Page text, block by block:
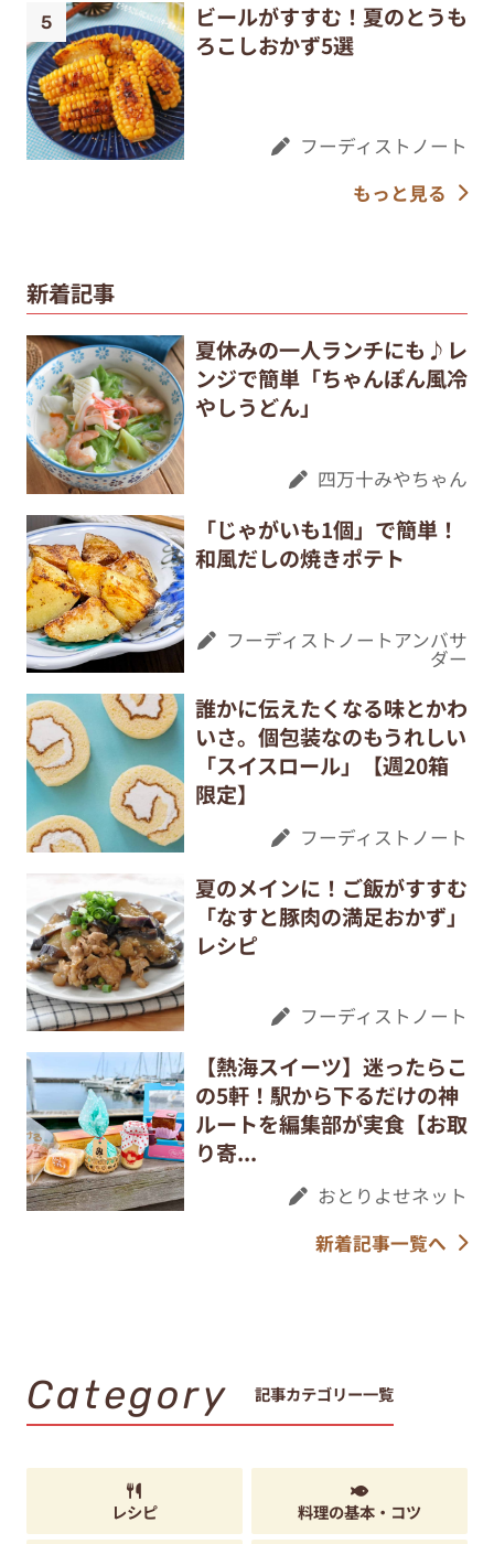
ビールがすすむ！夏のとうも
ろこしおかず5選
フーディストノート
もっと見る
新着記事
夏休みの一人ランチにも♪レ
ンジで簡単「ちゃんぽん風冷
やしうどん」
四万十みやちゃん
「じゃがいも1個」で簡単！
和風だしの焼きポテト
フーディストノートアンバサ
ダー
誰かに伝えたくなる味とかわ
いさ。個包装なのもうれしい
「スイスロール」【週20箱
限定】
フーディストノート
夏のメインに！ご飯がすすむ
「なすと豚肉の満足おかず」
レシピ
フーディストノート
【熱海スイーツ】迷ったらこ
の5軒！駅から下るだけの神
ルートを編集部が実食【お取
り寄...
おとりよせネット
新着記事一覧へ
Category 記事カテゴリー一覧
レシピ 料理の基本・コツ